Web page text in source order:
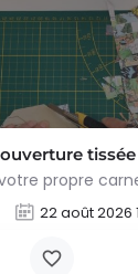
tissée
22 août 2026